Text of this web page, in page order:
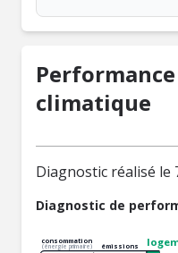
climatique
Diagnostic réalisé le
Diagnostic de
consommation
(énergie primaire) émissions